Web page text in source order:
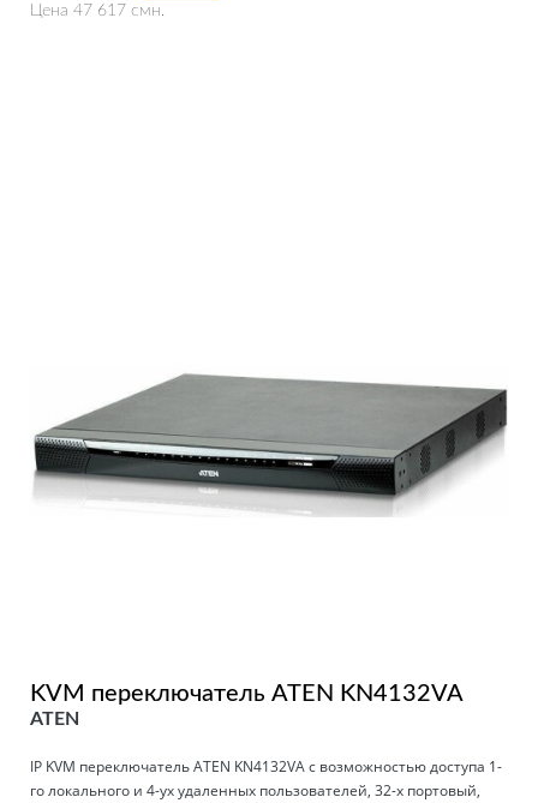
Цена 47 617 смн.
KVM переключатель ATEN KN4132VA
ATEN
IP KVM переключатель ATEN KN4132VA с возможностью доступа 1-
го локального и 4-ух удаленных пользователей, 32-х портовый,